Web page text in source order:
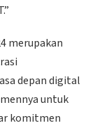
merupakan
depan digital
untuk
komitmen